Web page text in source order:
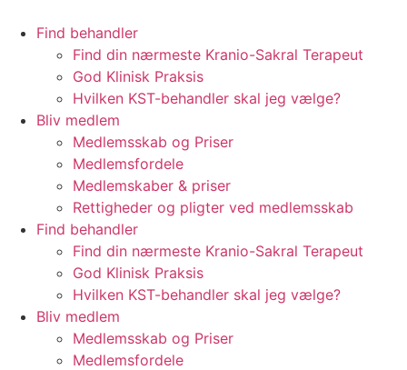
Find behandler
Find din nærmeste Kranio-Sakral Terapeut
God Klinisk Praksis
Hvilken KST-behandler skal jeg vælge?
Bliv medlem
Medlemsskab og Priser
Medlemsfordele
Medlemskaber & priser
Rettigheder og pligter ved medlemsskab
Find behandler
Find din nærmeste Kranio-Sakral Terapeut
God Klinisk Praksis
Hvilken KST-behandler skal jeg vælge?
Bliv medlem
Medlemsskab og Priser
Medlemsfordele